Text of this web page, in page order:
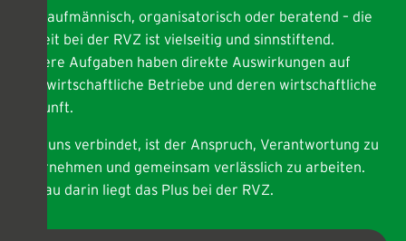
Ob kaufmännisch, organisatorisch oder beratend – die
Arbeit bei der RVZ ist vielseitig und sinnstiftend.
Unsere Aufgaben haben direkte Auswirkungen auf
landwirtschaftliche Betriebe und deren wirtschaftliche
Zukunft.
Was uns verbindet, ist der Anspruch, Verantwortung zu
übernehmen und gemeinsam verlässlich zu arbeiten.
Genau darin liegt das Plus bei der RVZ.